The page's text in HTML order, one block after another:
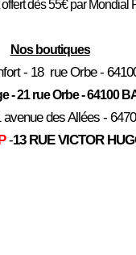
dès 55€ par Mondial
Nos boutiques
- 18 rue Orbe -
- 21 rue Orbe - 64100
des Allées -
-13 RUE VICTOR